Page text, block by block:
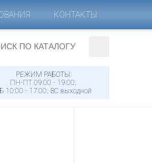
КОНТАКТЫ
РЕЖИМ РАБОТЫ:
ПН-ПТ 09:00 - 19:00;
10:00 - 17:00; ВС выходной